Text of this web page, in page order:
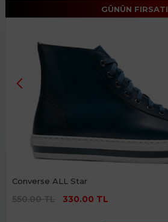
GÜNÜN FIRSATI
Converse ALL Star
550.00 TL330.00 TL